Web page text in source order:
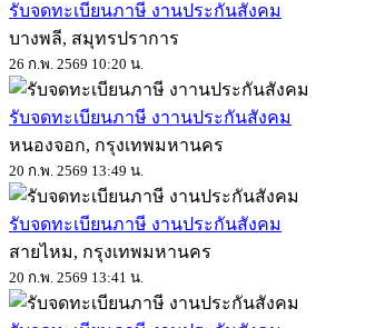
รับจดทะเบียนภาษี งานประกันสังคม
บางพลี, สมุทรปราการ
26 ก.พ. 2569 10:20 น.
รับจดทะเบียนภาษี งาานประกันสังคม
หนองจอก, กรุงเทพมหานคร
20 ก.พ. 2569 13:49 น.
รับจดทะเบียนภาษี งานประกันสังคม
สายไหม, กรุงเทพมหานคร
20 ก.พ. 2569 13:41 น.